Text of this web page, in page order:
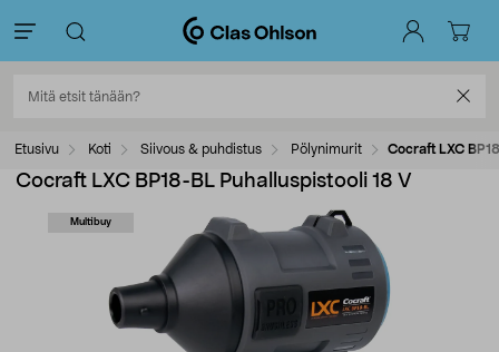
Etusivu Koti Siivous & puhdistus Pölynimurit Cocraft LXC
Cocraft LXC BP18-BL Puhalluspistooli 18 V
Multibuy